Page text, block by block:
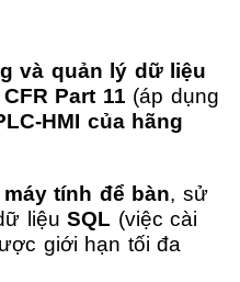
và quản lý dữ liệu
Part 11 (áp dụng
HMI của hãng
tính để bàn, sử
liệu SQL (việc cài
giới hạn tối đa